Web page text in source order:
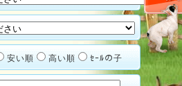
安い順 高い順 ｾｰﾙの子